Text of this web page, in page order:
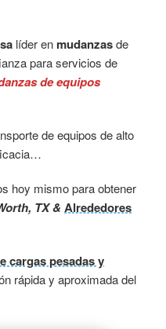
líder en mudanzasde
para servicios de
de equipos
de equipos de alto
hoy mismo para obtener
TX & Alrededores
cargas pesadas y
rápida y aproximada del